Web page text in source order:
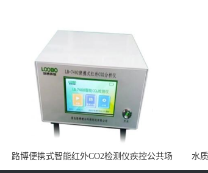
路博便携式智能红外CO2检测仪疾控公共场
水